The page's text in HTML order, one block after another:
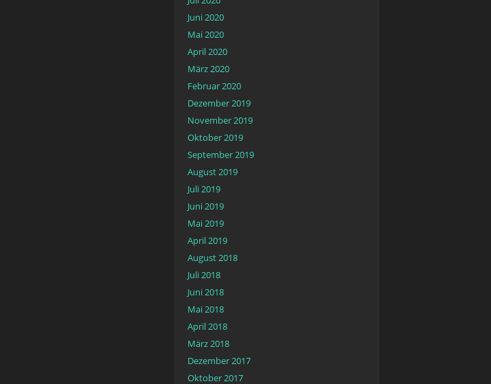
Juni 2020
Mai 2020
April 2020
März 2020
Februar 2020
Dezember 2019
November 2019
Oktober 2019
September 2019
August 2019
Juli 2019
Juni 2019
Mai 2019
April 2019
August 2018
Juli 2018
Juni 2018
Mai 2018
April 2018
März 2018
Dezember 2017
Oktober 2017